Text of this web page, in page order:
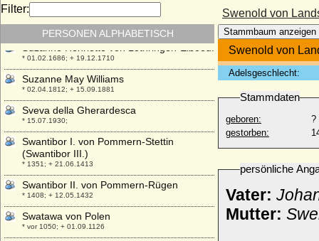
Swenold von
Stammbaum anzeigen
Swenold von
Adelsgeschlecht:
Stammdaten
geboren:
?
gestorben:
persönliche
Vater:
Mutter:
Filter:
PERSONEN ALPHABETISCH
Suzanne de Robillard
* 1670; + 29.09.1740
* 01.02.1686; + 19.12.1710
Suzanne May Williams
* 02.04.1812; + 15.09.1881
Sveva della Gherardesca
* 15.07.1930;
Swantibor I. von Pommern-Stettin
(Swantibor III.)
* 1351; + 21.06.1413
Swantibor II. von Pommern-Rügen
* 1408; + 12.05.1432
Swatawa von Polen
* vor 1050; + 01.09.1126